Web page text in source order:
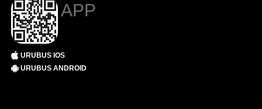
APP
URUBUS IOS
URUBUS ANDROID